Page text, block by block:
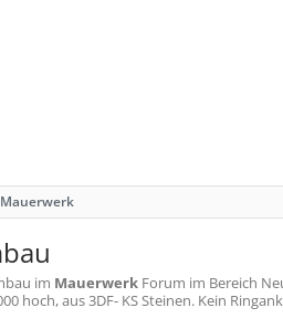
Mauerwerk
im Mauerwerk Forum im Bereich
hoch, aus 3DF- KS Steinen. Kein